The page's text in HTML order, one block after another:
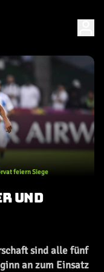
feiern Siege
UND
sind alle fünf
an zum Einsatz